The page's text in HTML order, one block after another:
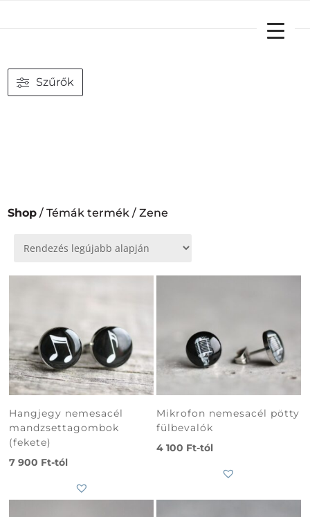
Shop / Témák termék / Zene
Hangjegy nemesacél
mandzsettagombok
(fekete)
7 900 Ft-tól
Mikrofon nemesacél pötty
fülbevalók
4 100 Ft-tól
Szűrők
YOUR CART